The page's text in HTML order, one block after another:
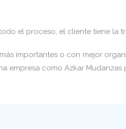
el proceso, el cliente tiene
importantes o con mejor
empresa como Azkar